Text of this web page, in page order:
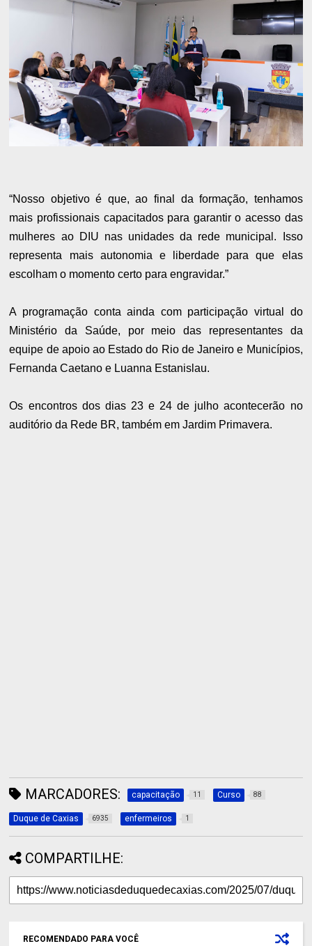
“Nosso objetivo é que, ao final da formação, tenhamos
mais profissionais capacitados para garantir o acesso das
mulheres ao DIU nas unidades da rede municipal. Isso
representa mais autonomia e liberdade para que elas
escolham o momento certo para engravidar.”
A programação conta ainda com participação virtual do
Ministério da Saúde, por meio das representantes da
equipe de apoio ao Estado do Rio de Janeiro e Municípios,
Fernanda Caetano e Luanna Estanislau.
Os encontros dos dias 23 e 24 de julho acontecerão no
auditório da Rede BR, também em Jardim Primavera.
MARCADORES: capacitação 11 Curso 88
Duque de Caxias 6935 enfermeiros 1
COMPARTILHE:
RECOMENDADO PARA VOCÊ